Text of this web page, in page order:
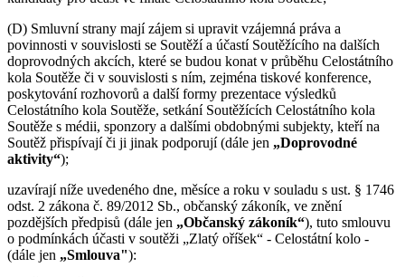
(D) Smluvní strany mají zájem si upravit vzájemná práva a
povinnosti v souvislosti se Soutěží a účastí Soutěžícího na dalších
doprovodných akcích, které se budou konat v průběhu Celostátního
kola Soutěže či v souvislosti s ním, zejména tiskové konference,
poskytování rozhovorů a další formy prezentace výsledků
Celostátního kola Soutěže, setkání Soutěžících Celostátního kola
Soutěže s médii, sponzory a dalšími obdobnými subjekty, kteří na
Soutěž přispívají či ji jinak podporují (dále jen „Doprovodné
aktivity“);
uzavírají níže uvedeného dne, měsíce a roku v souladu s ust. § 1746
odst. 2 zákona č. 89/2012 Sb., občanský zákoník, ve znění
pozdějších předpisů (dále jen „Občanský zákoník“), tuto smlouvu
o podmínkách účasti v soutěži „Zlatý oříšek“ - Celostátní kolo -
(dále jen „Smlouva"):